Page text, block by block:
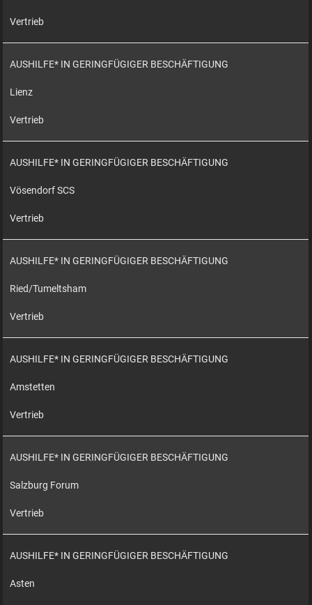
Vertrieb
AUSHILFE* IN GERINGFÜGIGER BESCHÄFTIGUNG
Lienz
Vertrieb
AUSHILFE* IN GERINGFÜGIGER BESCHÄFTIGUNG
Vösendorf SCS
Vertrieb
AUSHILFE* IN GERINGFÜGIGER BESCHÄFTIGUNG
Ried/Tumeltsham
Vertrieb
AUSHILFE* IN GERINGFÜGIGER BESCHÄFTIGUNG
Amstetten
Vertrieb
AUSHILFE* IN GERINGFÜGIGER BESCHÄFTIGUNG
Salzburg Forum
Vertrieb
AUSHILFE* IN GERINGFÜGIGER BESCHÄFTIGUNG
Asten